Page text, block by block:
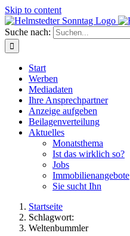
Skip to content
Suche nach:
Start
Werben
Mediadaten
Ihre Ansprechpartner
Anzeige aufgeben
Beilagenverteilung
Aktuelles
Monatsthema
Ist das wirklich so?
Jobs
Immobilienangebote
Sie sucht Ihn
Startseite
Schlagwort:
Weltenbummler